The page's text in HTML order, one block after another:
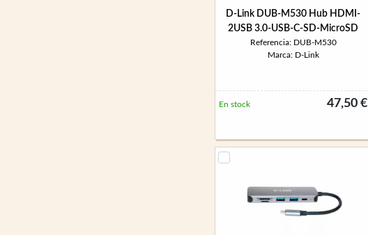
D-Link DUB-M530 Hub HDMI-
2USB 3.0-USB-C-SD-MicroSD
Referencia: DUB-M530
Marca: D-Link
47,50 €
En stock